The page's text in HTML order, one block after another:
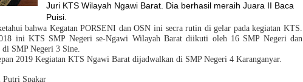
Juri KTS Wilayah Ngawi Barat. Dia berhasil meraih Juara II Baca
Puisi.
bahwa Kegatan PORSENI dan OSN ini secra rutin di gelar pada kegiatan KTS.
ini KTS SMP Negeri se-Ngawi Wilayah Barat diikuti oleh 16 SMP Negeri dan
di SMP Negeri 3 Sine.
2019 Kegiatan KTS Ngawi Barat dijadwalkan di SMP Negeri 4 Karanganyar.
Spakar